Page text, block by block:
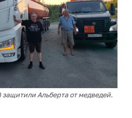
Альберта от медведей.